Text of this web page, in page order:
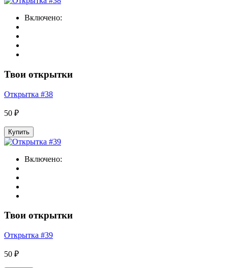
Включено:
Твои открытки
Открытка #38
50 ₽
Купить
Включено:
Твои открытки
Открытка #39
50 ₽